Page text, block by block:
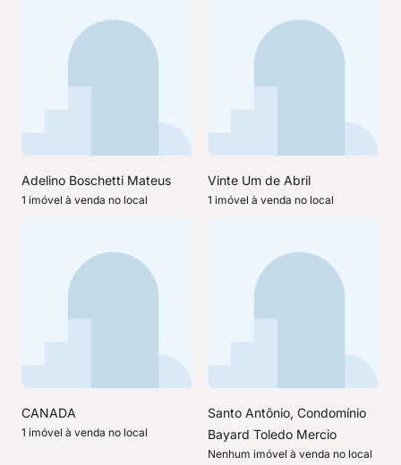
Adelino Boschetti Mateus
1 imóvel à venda no local
Vinte Um de Abril
1 imóvel à venda no local
CANADA
1 imóvel à venda no local
Santo Antônio, Condomínio
Bayard Toledo Mercio
Nenhum imóvel à venda no local